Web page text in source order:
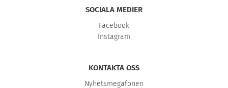
SOCIALA MEDIER
Facebook
Instagram
KONTAKTA OSS
Nyhetsmegafonen